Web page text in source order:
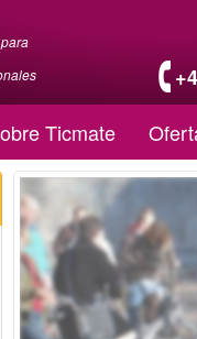
Ticmate